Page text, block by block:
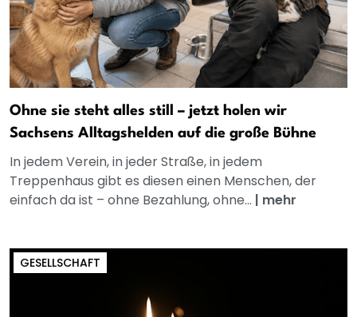
Ohne sie steht alles still – jetzt holen wir
Sachsens Alltagshelden auf die große Bühne
In jedem Verein, in jeder Straße, in jedem
Treppenhaus gibt es diesen einen Menschen, der
einfach da ist – ohne Bezahlung, ohne... | mehr
GESELLSCHAFT